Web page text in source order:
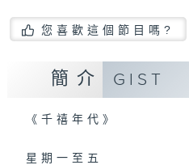
您喜歡這個節目嗎?
簡介 GIST
《千禧年代》
星期一至五